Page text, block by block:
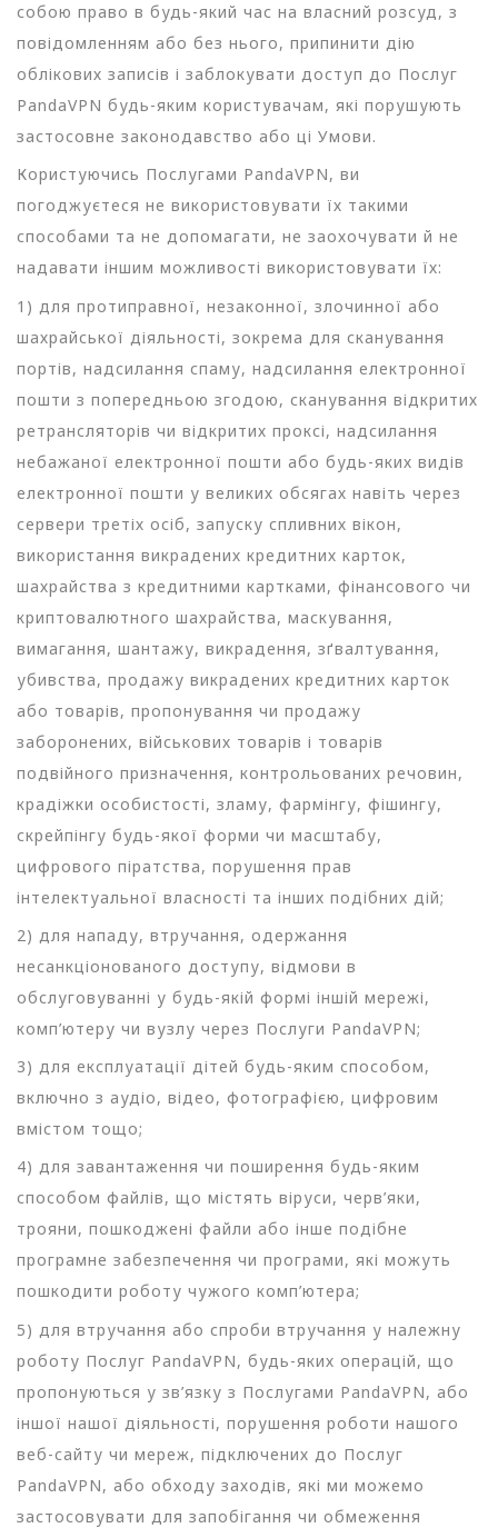
собою право в будь-який час на власний розсуд, з
повідомленням або без нього, припинити дію
облікових записів і заблокувати доступ до Послуг
PandaVPN будь-яким користувачам, які порушують
застосовне законодавство або ці Умови.
Користуючись Послугами PandaVPN, ви
погоджуєтеся не використовувати їх такими
способами та не допомагати, не заохочувати й не
надавати іншим можливості використовувати їх:
1) для протиправної, незаконної, злочинної або
шахрайської діяльності, зокрема для сканування
портів, надсилання спаму, надсилання електронної
пошти з попередньою згодою, сканування відкритих
ретрансляторів чи відкритих проксі, надсилання
небажаної електронної пошти або будь-яких видів
електронної пошти у великих обсягах навіть через
сервери третіх осіб, запуску спливних вікон,
використання викрадених кредитних карток,
шахрайства з кредитними картками, фінансового чи
криптовалютного шахрайства, маскування,
вимагання, шантажу, викрадення, зґвалтування,
убивства, продажу викрадених кредитних карток
або товарів, пропонування чи продажу
заборонених, військових товарів і товарів
подвійного призначення, контрольованих речовин,
крадіжки особистості, зламу, фармінгу, фішингу,
скрейпінгу будь-якої форми чи масштабу,
цифрового піратства, порушення прав
інтелектуальної власності та інших подібних дій;
2) для нападу, втручання, одержання
несанкціонованого доступу, відмови в
обслуговуванні у будь-якій формі іншій мережі,
комп’ютеру чи вузлу через Послуги PandaVPN;
3) для експлуатації дітей будь-яким способом,
включно з аудіо, відео, фотографією, цифровим
вмістом тощо;
4) для завантаження чи поширення будь-яким
способом файлів, що містять віруси, черв’яки,
трояни, пошкоджені файли або інше подібне
програмне забезпечення чи програми, які можуть
пошкодити роботу чужого комп’ютера;
5) для втручання або спроби втручання у належну
роботу Послуг PandaVPN, будь-яких операцій, що
пропонуються у зв’язку з Послугами PandaVPN, або
іншої нашої діяльності, порушення роботи нашого
веб-сайту чи мереж, підключених до Послуг
PandaVPN, або обходу заходів, які ми можемо
застосовувати для запобігання чи обмеження